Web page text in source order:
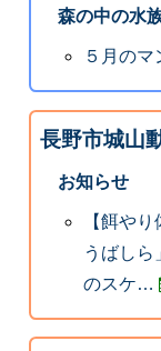
森の中の水
５月のマ
長野市城山
お知らせ
【餌や
うばしら
のスケ…